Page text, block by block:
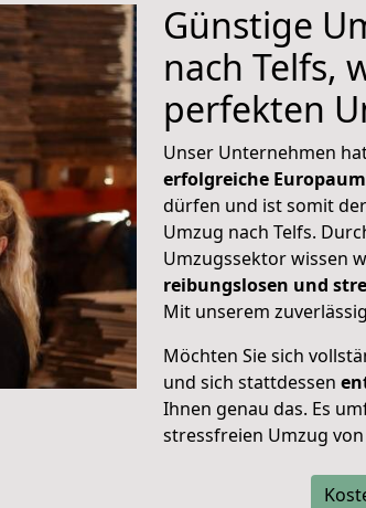
Günstige
nach Telfs,
perfekten
Unser Unternehmen
erfolgreiche
dürfen und ist somit
Umzug nach Telfs.
Umzugssektor wissen
reibungslosen und
Mit unserem
Möchten Sie sich
und sich stattdessen
Ihnen genau das. Es
stressfreien Umzug